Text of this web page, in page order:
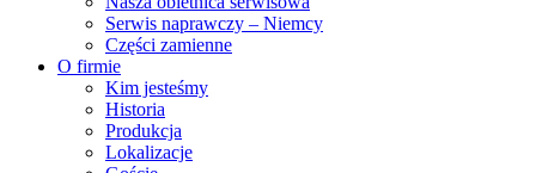
Serwis naprawczy – Niemcy
Części zamienne
O firmie
Kim jesteśmy
Historia
Produkcja
Lokalizacje